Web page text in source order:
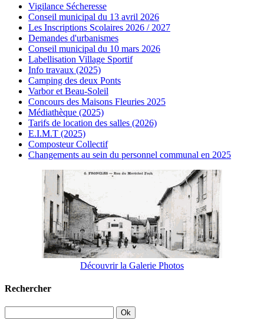
Vigilance Sécheresse
Conseil municipal du 13 avril 2026
Les Inscriptions Scolaires 2026 / 2027
Demandes d'urbanismes
Conseil municipal du 10 mars 2026
Labellisation Village Sportif
Info travaux (2025)
Camping des deux Ponts
Varbor et Beau-Soleil
Concours des Maisons Fleuries 2025
Médiathèque (2025)
Tarifs de location des salles (2026)
E.I.M.T (2025)
Composteur Collectif
Changements au sein du personnel communal en 2025
Découvrir la Galerie Photos
Rechercher